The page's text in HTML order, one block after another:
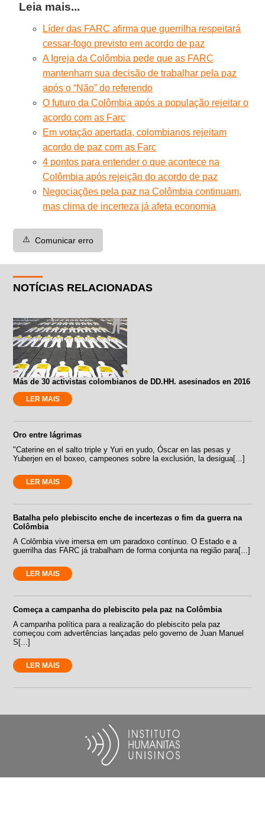
Leia mais...
Líder das FARC afirma que guerrilha respeitará
cessar-fogo previsto em acordo de paz
A Igreja da Colômbia pede que as FARC
mantenham sua decisão de trabalhar pela paz
após o “Não” do referendo
O futuro da Colômbia após a população rejeitar o
acordo com as Farc
Em votação apertada, colombianos rejeitam
acordo de paz com as Farc
4 pontos para entender o que acontece na
Colômbia após rejeição do acordo de paz
Negociações pela paz na Colômbia continuam,
mas clima de incerteza já afeta economia
⚠️ Comunicar erro
NOTÍCIAS RELACIONADAS
Más de 30 activistas colombianos de DD.HH. asesinados en 2016
LER MAIS
Oro entre lágrimas
"Caterine en el salto triple y Yuri en yudo, Óscar en las pesas y
Yuberjen en el boxeo, campeones sobre la exclusión, la desigua[...]
LER MAIS
Batalha pelo plebiscito enche de incertezas o fim da guerra na
Colômbia
A Colômbia vive imersa em um paradoxo contínuo. O Estado e a
guerrilha das FARC já trabalham de forma conjunta na região para[...]
LER MAIS
Começa a campanha do plebiscito pela paz na Colômbia
A campanha política para a realização do plebiscito pela paz
começou com advertências lançadas pelo governo de Juan Manuel
S[...]
LER MAIS